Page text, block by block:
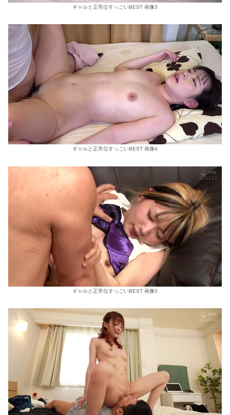
ギャルと正常位すっごいBEST 画像3
ギャルと正常位すっごいBEST 画像4
ギャルと正常位すっごいBEST 画像5